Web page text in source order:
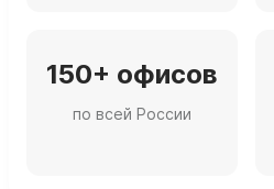
150+ офисов
по всей России